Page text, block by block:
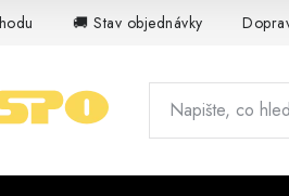
🚚 Stav objednávky